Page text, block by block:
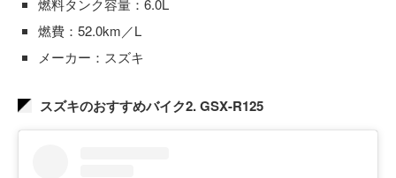
燃費：52.0km／L
メーカー：スズキ
スズキのおすすめバイク2. GSX-R125